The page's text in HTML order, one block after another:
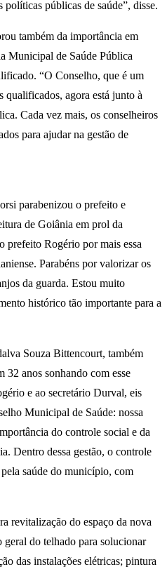
políticas públicas de saúde”, disse.
também da importância em
Municipal de Saúde Pública
“O Conselho, que é um
qualificados, agora está junto à
Cada vez mais, os conselheiros
para ajudar na gestão de
parabenizou o prefeito e
de Goiânia em prol da
prefeito Rogério por mais essa
Parabéns por valorizar os
da guarda. Estou muito
histórico tão importante para a
Souza Bittencourt, também
32 anos sonhando com esse
e ao secretário Durval, eis
Municipal de Saúde: nossa
do controle social e da
Dentro dessa gestão, o controle
saúde do município, com
revitalização do espaço da nova
geral do telhado para solucionar
das instalações elétricas; pintura